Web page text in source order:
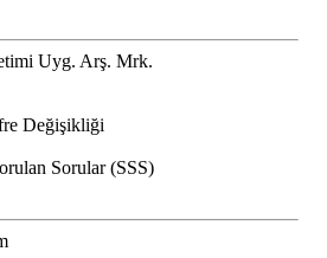
Uyg. Arş. Mrk.
Değişikliği
Sorular (SSS)